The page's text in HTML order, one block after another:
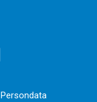
Persondata